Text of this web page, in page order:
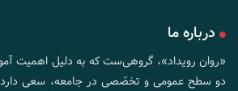
درباره ما
«روان رویداد»، گروهی‌ست که به دلیل اهمیت
دو سطح عمومی و تخصّصی در جامعه، سعی دارد